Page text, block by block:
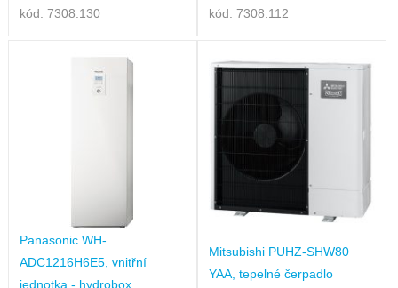
kód: 7308.130
kód: 7308.112
Panasonic WH-
ADC1216H6E5, vnitřní
jednotka - hydrobox
Mitsubishi PUHZ-SHW80
YAA, tepelné čerpadlo